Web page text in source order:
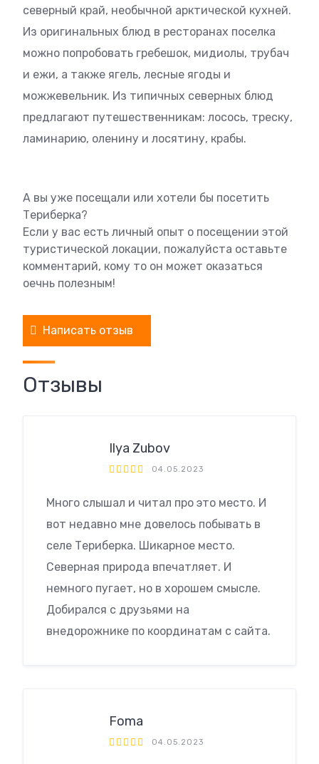
северный край, необычной арктической кухней.
Из оригинальных блюд в ресторанах поселка
можно попробовать гребешок, мидиолы, трубач
и ежи, а также ягель, лесные ягоды и
можжевельник. Из типичных северных блюд
предлагают путешественникам: лосось, треску,
ламинарию, оленину и лосятину, крабы.
А вы уже посещали или хотели бы посетить
Териберка?
Если у вас есть личный опыт о посещении этой
туристической локации, пожалуйста оставьте
комментарий, кому то он может оказаться
оечнь полезным!
Написать отзыв
Отзывы
Ilya Zubov
04.05.2023
Много слышал и читал про это место. И
вот недавно мне довелось побывать в
селе Териберка. Шикарное место.
Северная природа впечатляет. И
немного пугает, но в хорошем смысле.
Добирался с друзьями на
внедорожнике по координатам с сайта.
Foma
04.05.2023